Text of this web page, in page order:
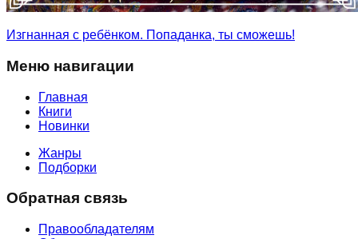
Изгнанная с ребёнком. Попаданка, ты сможешь!
Меню навигации
Главная
Книги
Новинки
Жанры
Подборки
Обратная связь
Правообладателям